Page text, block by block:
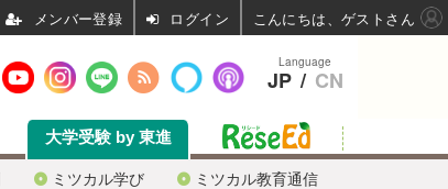
ミツカル学び ミツカル教育通信
大学受験 by 東進
Language
JP / CN
ログイン こんにちは、ゲストさん